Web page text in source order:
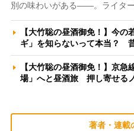
別の味わいがある――。ライタ
【大竹聡の昼酒御免！】今
ギ」を知らないって本当？
【大竹聡の昼酒御免！】京
場」へと昼酒旅 押し寄せる
著者・連載